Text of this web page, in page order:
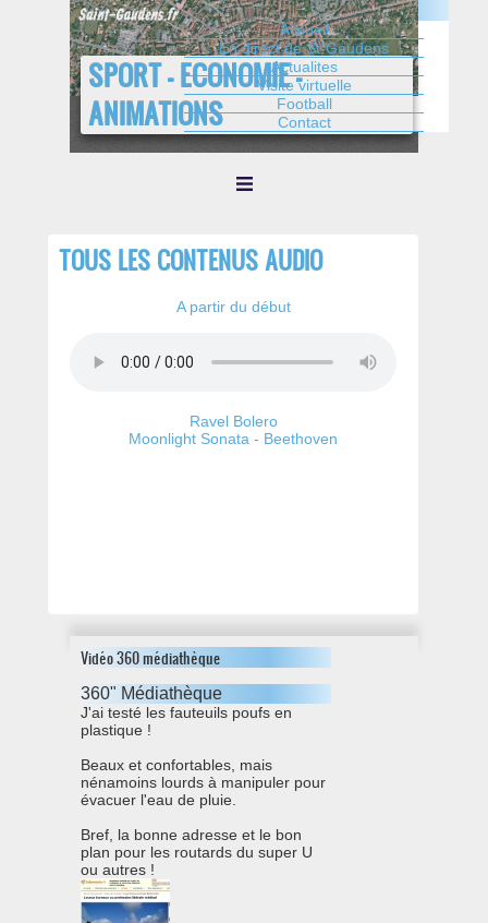
SPORT - ECONOMIE -
ANIMATIONS
TOUS LES CONTENUS AUDIO
A partir du début
Ravel Bolero
Moonlight Sonata - Beethoven
Vidéo 360 médiathèque
360" Médiathèque
J'ai testé les fauteuils poufs en
plastique !
Beaux et confortables, mais
nénamoins lourds à manipuler pour
évacuer l'eau de pluie.
Bref, la bonne adresse et le bon
plan pour les routards du super U
ou autres !
Saint-gaudens.fr
Accueil
En direct de St-Gaudens
Actualites
Visite virtuelle
Football
Contact